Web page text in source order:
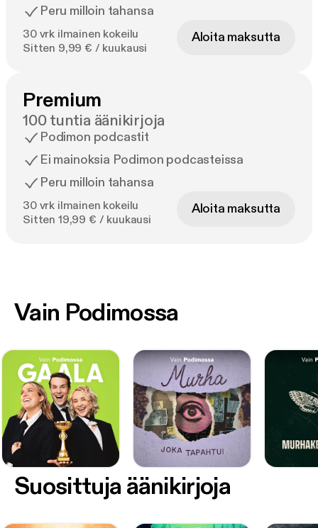
Peru milloin tahansa
30 vrk ilmainen kokeilu
Sitten 9,99 € / kuukausi
Aloita maksutta
Premium
100 tuntia äänikirjoja
Podimon podcastit
Ei mainoksia Podimon podcasteissa
Peru milloin tahansa
30 vrk ilmainen kokeilu
Sitten 19,99 € / kuukausi
Aloita maksutta
Vain Podimossa
Suosittuja äänikirjoja